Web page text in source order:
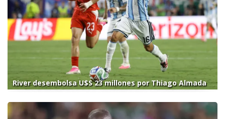
River desembolsa U$S 23 millones por Thiago Almada